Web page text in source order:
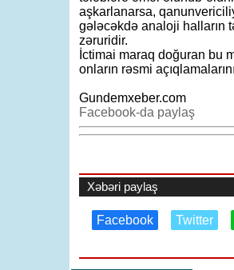
aşkarlanarsa,
gələcəkdə analoji halların
zəruridir.
İctimai maraq doğuran bu
onların rəsmi
Gundemxeber.com
Facebook-da paylaş
Xəbəri paylaş
Facebook Twitter